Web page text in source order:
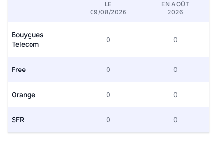
LE
09/08/2026
EN AOÛT
2026
Bouygues
Telecom
0 0
Free 0 0
Orange 0 0
SFR 0 0